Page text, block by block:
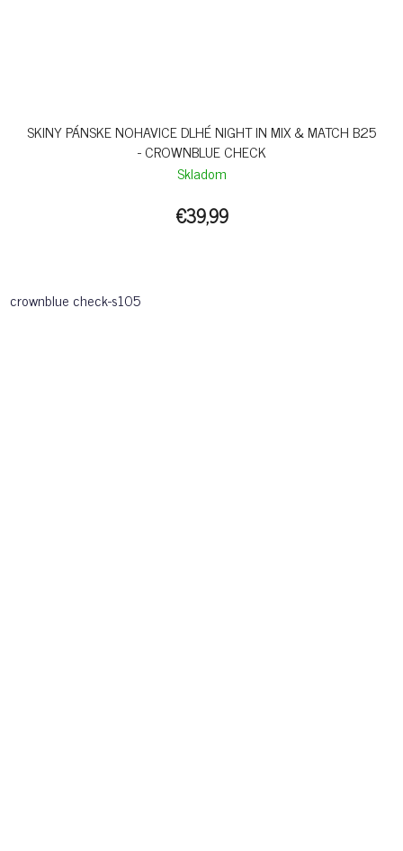
SKINY PÁNSKE NOHAVICE DLHÉ NIGHT IN MIX & MATCH B25
- CROWNBLUE CHECK
Skladom
€39,99
crownblue check-s105